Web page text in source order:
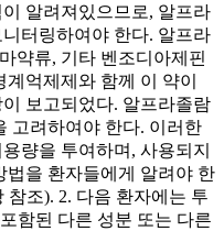
알려져있으므로, 알프라
터링하여야 한다. 알프라
약류, 기타 벤조디아제핀
억제제와 함께 이 약이
보고되었다. 알프라졸람
고려하여야 한다. 이러한
량을 투여하며, 사용되지
법을 환자들에게 알려야 한
참조). 2. 다음 환자에는 투
함된 다른 성분 또는 다른